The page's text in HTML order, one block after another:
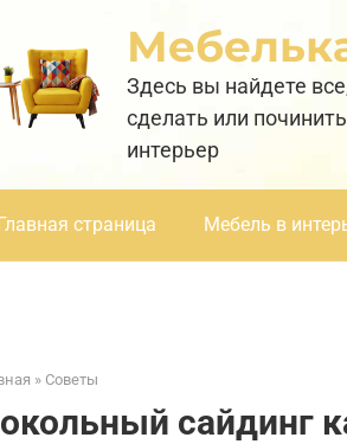
Здесь вы найдете
сделать или
интерьер
страница Мебель в
» Советы
сайдинг